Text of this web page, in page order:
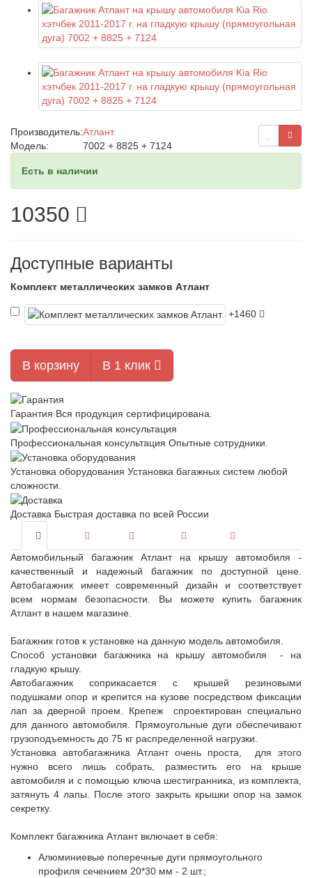
Производитель:Атлант
Модель:
7002 + 8825 + 7124
Есть в наличии
10350
Доступные варианты
Комплект металлических замков Атлант
+1460
В корзину В 1 клик
Гарантия Вся продукция сертифицирована.
Профессиональная консультация Опытные сотрудники.
Установка оборудования Установка багажных систем любой
сложности.
Доставка Быстрая доставка по всей России
Автомобильный багажник Атлант на крышу автомобиля -
качественный и надежный багажник по доступной цене.
Автобагажник имеет современный дизайн и соответствует
всем нормам безопасности. Вы можете купить багажник
Атлант в нашем магазине.
Багажник готов к установке на данную модель автомобиля.
Способ установки багажника на крышу автомобиля - на
гладкую крышу.
Автобагажник соприкасается с крышей резиновыми
подушками опор и крепится на кузове посредством фиксации
лап за дверной проем. Крепеж спроектирован специально
для данного автомобиля. Прямоугольные дуги обеспечивают
грузоподъемность до 75 кг распределенной нагрузки.
Установка автобагажника Атлант очень проста, для этого
нужно всего лишь собрать, разместить его на крыше
автомобиля и с помощью ключа шестигранника, из комплекта,
затянуть 4 лапы. После этого закрыть крышки опор на замок
секретку.
Комплект багажника Атлант включает в себя:
Алюминиевые поперечные дуги прямоугольного
профиля сечением 20*30 мм - 2 шт.;